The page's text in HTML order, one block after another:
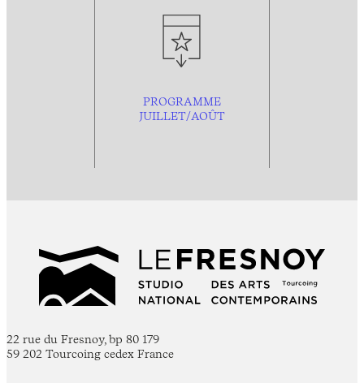
PROGRAMME
JUILLET/AOÛT
22 rue du Fresnoy, bp 80 179
59 202 Tourcoing cedex France